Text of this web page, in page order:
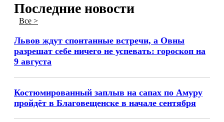
Последние новости
Все >
Львов ждут спонтанные встречи, а Овны
разрешат себе ничего не успевать: гороскоп на
9 августа
Костюмированный заплыв на сапах по Амуру
пройдёт в Благовещенске в начале сентября